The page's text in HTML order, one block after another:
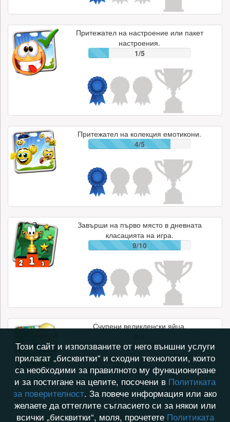
Притежател на настроение или пакет
настроения.
1/5
Притежател на колекция емотикони.
4/5
Завърши на първо място в дневната
класацията на игра.
9/10
Счупени великденски яйца.
Притежател на платен фон за профил.
Този сайт и използваните от него външни услуги
прилагат „бисквитки“ и сходни технологии, които
са необходими за правилното му функциониране
и за постигане на целите, посочени в Политиката
за поверителност. За повече информация или ако
желаете да оттеглите съгласието си за някои или
всички „бисквитки“, моля, прочетете Политиката